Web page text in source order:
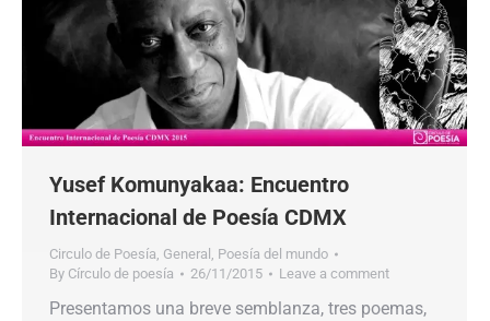
Yusef Komunyakaa: Encuentro
Internacional de Poesía CDMX
Circulo de Poesía, General , Poesía del mundo
By Círculo de poesía 26/11/2015 Leave a comment
Presentamos una breve semblanza, tres poemas,